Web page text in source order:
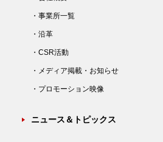
・事業所一覧
・沿革
・CSR活動
・メディア掲載・お知らせ
・プロモーション映像
ニュース＆トピックス